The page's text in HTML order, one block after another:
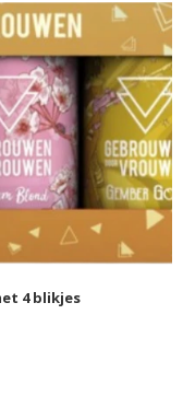
4 blikjes